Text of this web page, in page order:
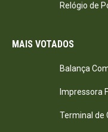
Relógio de
MAIS VOTADOS
Balança
Impressora
Terminal de